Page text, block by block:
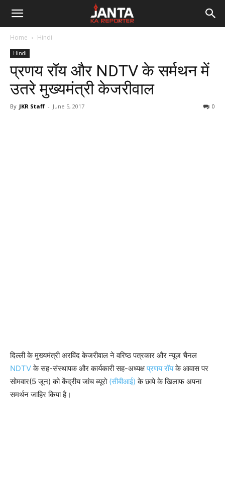
Janta
Reporter
Home Hindi
Hindi
प्रणय रॉय और NDTV के सर्मथन में
उतरे मुख्यमंत्री केजरीवाल
By JKR Staff - June 5, 2017 0
दिल्ली के मुख्यमंत्री अरविंद केजरीवाल ने वरिष्ठ पत्रकार और न्यूज चैनल
NDTVके सह-संस्थापक और कार्यकारी सह-अध्यक्षप्रणय रॉयके आवास पर
सोमवार(5 जून) को केंद्रीय जांच ब्यूरो (सीबीआई) के छापे के खिलाफ अपना
समर्थन जाहिर किया है।